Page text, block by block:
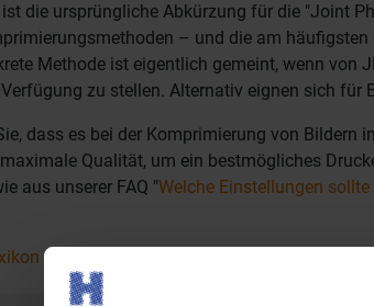
ist die ursprüngliche Abkürzung für die "Joint
– und die am
Methode ist eigentlich gemeint, wenn von
zu stellen. Alternativ eignen sich für
dass es bei der Komprimierung von
Qualität, um ein bestmögliches
aus unserer FAQ "Welche Einstellungen